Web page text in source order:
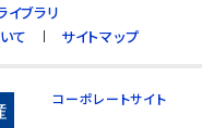
イブラリ
て サイトマップ
コーポレートサイト